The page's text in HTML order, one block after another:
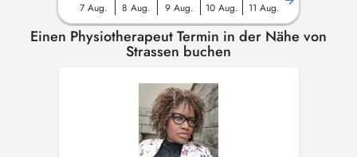
7 Aug. 8 Aug. 9 Aug. 10 Aug. 11 Aug.
Einen Physiotherapeut Termin in der Nähe von
Strassen buchen